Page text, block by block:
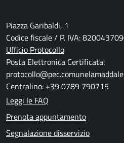
Piazza Garibaldi, 1
Codice fiscale / P. IVA:
Ufficio Protocollo
Posta Elettronica Certificata:
Centralino: +39 0789 790715
Leggi le FAQ
Prenota appuntamento
Segnalazione disservizio